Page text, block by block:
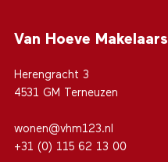
Van Hoeve Makelaars
Herengracht 3
4531 GM Terneuzen
wonen@vhm123.nl
+31 (0) 115 62 13 00